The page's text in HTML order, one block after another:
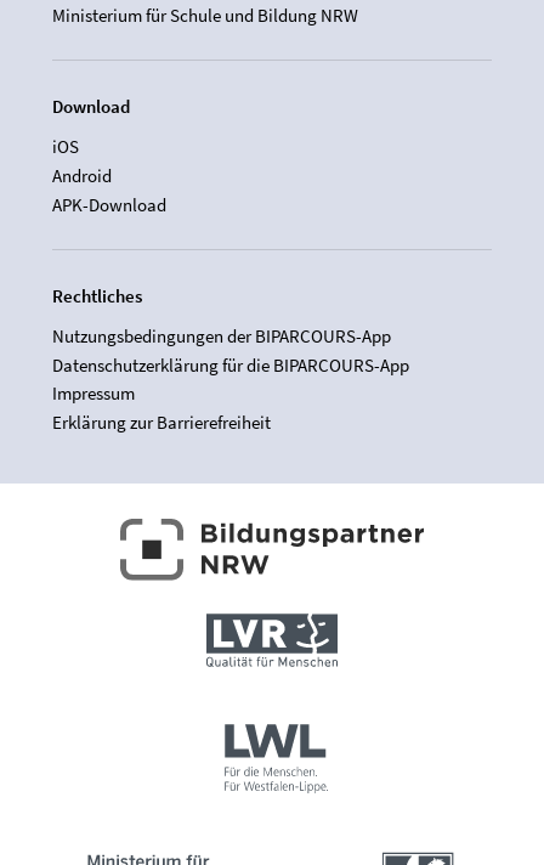
Ministerium für Schule und Bildung NRW
Download
iOS
Android
APK-Download
Rechtliches
Nutzungsbedingungen der BIPARCOURS-App
Datenschutzerklärung für die BIPARCOURS-App
Impressum
Erklärung zur Barrierefreiheit